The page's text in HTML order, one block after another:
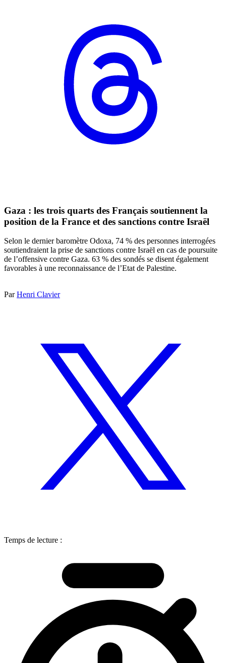
Gaza : les trois quarts des Français soutiennent la
position de la France et des sanctions contre Israël
Selon le dernier baromètre Odoxa, 74 % des personnes interrogées
soutiendraient la prise de sanctions contre Israël en cas de poursuite
de l’offensive contre Gaza. 63 % des sondés se disent également
favorables à une reconnaissance de l’Etat de Palestine.
ParHenri Clavier
Temps de lecture :